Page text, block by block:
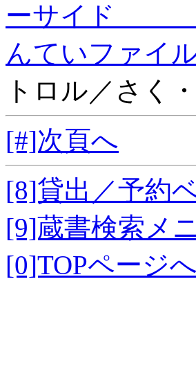
ーサイド お
んていファイ
トロル／さく
[#]次頁へ
[8]貸出／予約
[9]蔵書検索メ
[0]TOPページへ